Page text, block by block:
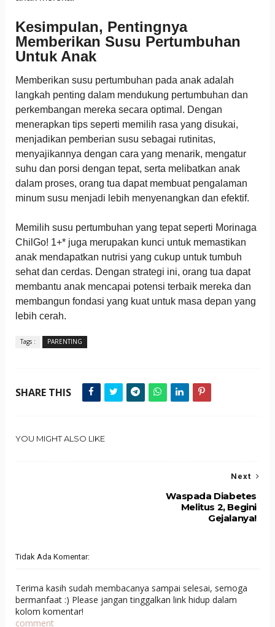
Kesimpulan, Pentingnya
Memberikan Susu Pertumbuhan
Untuk Anak
Memberikan susu pertumbuhan pada anak adalah
langkah penting dalam mendukung pertumbuhan dan
perkembangan mereka secara optimal. Dengan
menerapkan tips seperti memilih rasa yang disukai,
menjadikan pemberian susu sebagai rutinitas,
menyajikannya dengan cara yang menarik, mengatur
suhu dan porsi dengan tepat, serta melibatkan anak
dalam proses, orang tua dapat membuat pengalaman
minum susu menjadi lebih menyenangkan dan efektif.
Memilih susu pertumbuhan yang tepat seperti Morinaga
ChilGo! 1+* juga merupakan kunci untuk memastikan
anak mendapatkan nutrisi yang cukup untuk tumbuh
sehat dan cerdas. Dengan strategi ini, orang tua dapat
membantu anak mencapai potensi terbaik mereka dan
membangun fondasi yang kuat untuk masa depan yang
lebih cerah.
Tags : PARENTING
SHARE THIS
YOU MIGHT ALSO LIKE
Next
Waspada Diabetes
Melitus 2, Begini
Gejalanya!
Tidak Ada Komentar:
Terima kasih sudah membacanya sampai selesai, semoga
bermanfaat :) Please jangan tinggalkan link hidup dalam
kolom komentar!
comment